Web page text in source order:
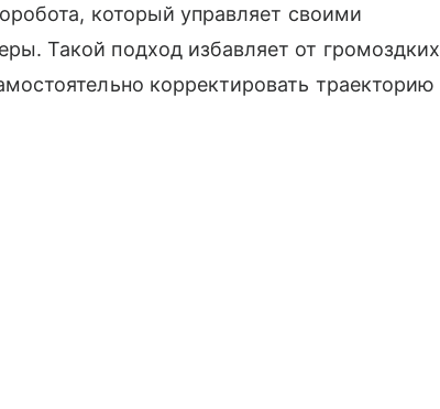
который управляет своими
Такой подход избавляет от громоздких
корректировать траекторию